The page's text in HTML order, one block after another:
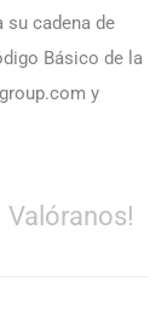
su cadena de
Básico de la
y
Valóranos!